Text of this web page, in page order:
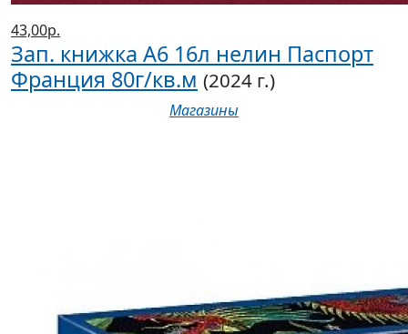
43,00р.
Зап. книжка А6 16л нелин Паспорт
Франция 80г/кв.м (2024 г.)
Магазины